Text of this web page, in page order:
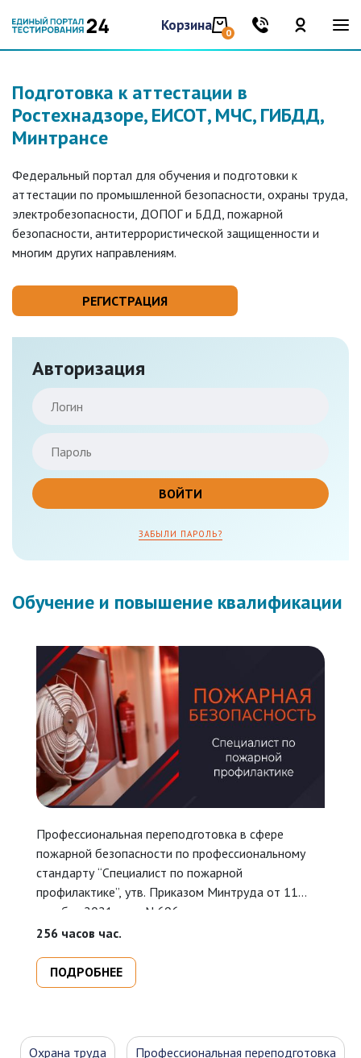
Корзина 0
Подготовка к аттестации в
Ростехнадзоре, ЕИСОТ, МЧС, ГИБДД,
Минтрансе
Федеральный портал для обучения и подготовки к
аттестации по промышленной безопасности, охраны труда,
электробезопасности, ДОПОГ и БДД, пожарной
безопасности, антитеррористической защищенности и
многим других направлениям.
РЕГИСТРАЦИЯ
Авторизация
ЗАБЫЛИ ПАРОЛЬ?
Обучение и повышение квалификации
Профессиональная переподготовка в сфере
пожарной безопасности по профессиональному
стандарту “Специалист по пожарной
профилактике”, утв. Приказом Минтруда от 11
октября 2021 года N 696н.
256 часов час.
ПОДРОБНЕЕ
Охрана труда Профессиональная переподготовка